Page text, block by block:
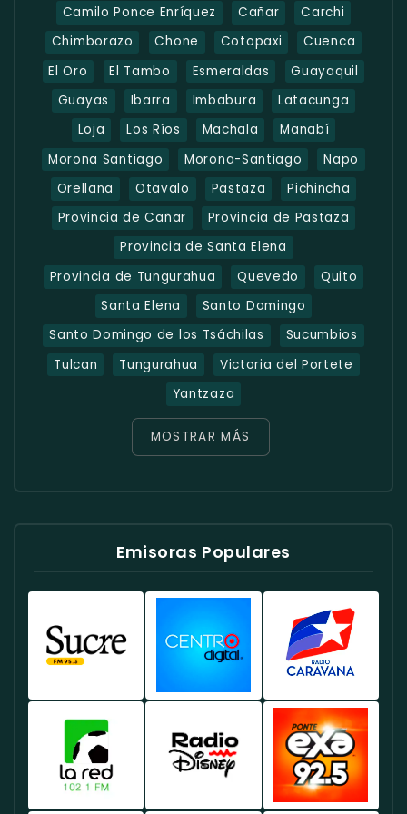
Camilo Ponce Enríquez Cañar
Carchi
Chimborazo
Chone Cotopaxi
Cuenca
El Oro
El Tambo Esmeraldas
Guayaquil
Guayas
Ibarra Imbabura
Latacunga
Loja
Los Ríos Machala
Manabí
Morona Santiago
Morona-Santiago
Napo
Orellana
Otavalo Pastaza
Pichincha
Provincia de Cañar
Provincia de Pastaza
Provincia de Santa Elena
Provincia de Tungurahua
Quevedo
Quito
Santa Elena
Santo Domingo
Santo Domingo de los Tsáchilas
Sucumbios
Tulcan
Tungurahua
Victoria del Portete
Yantzaza
MOSTRAR MÁS
Emisoras Populares
Radio
Sucre
Ecuador
Emisora
Líder
Radio
Ecuador
Radio
Caravana
Ecuador
Noticias